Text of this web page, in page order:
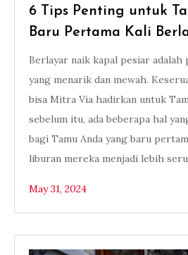
6 Tips Penting untuk
Baru Pertama Kali
Berlayar naik kapal pesiar adalah
yang menarik dan mewah.
bisa Mitra Via hadirkan untuk
sebelum itu, ada beberapa hal
bagi Tamu Anda yang baru
liburan mereka menjadi lebih
May 31, 2024